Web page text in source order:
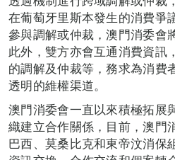
在葡萄牙里斯本發生的消費爭
參與調解或仲裁，澳門消委會
此外，雙方亦會互通消費資訊
的調解及仲裁等，務求為消費
透明的維權渠道。
澳門消委會一直以來積極拓展
織建立合作關係，目前，澳門
巴西、莫桑比克和東帝汶消保